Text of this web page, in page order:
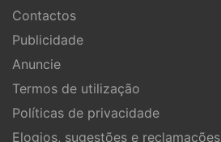
Contactos
Publicidade
Anuncie
Termos de utilização
Políticas de privacidade
Elogios, sugestões e reclamações